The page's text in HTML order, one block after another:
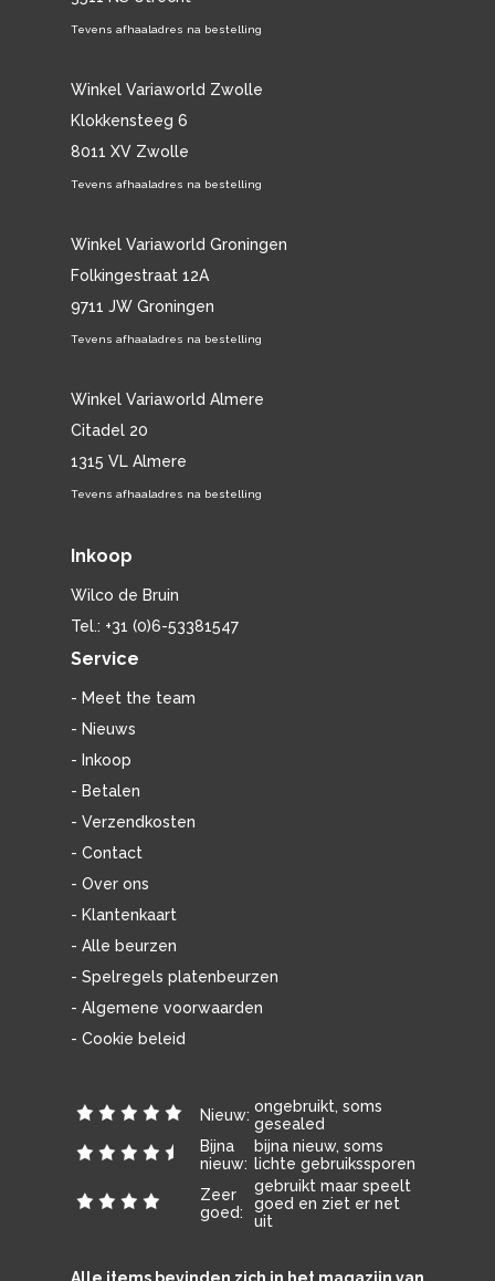
Tevens afhaaladres na bestelling
Winkel Variaworld Zwolle
Klokkensteeg 6
8011 XV Zwolle
Tevens afhaaladres na bestelling
Winkel Variaworld Groningen
Folkingestraat 12A
9711 JW Groningen
Tevens afhaaladres na bestelling
Winkel Variaworld Almere
Citadel 20
1315 VL Almere
Tevens afhaaladres na bestelling
Inkoop
Wilco de Bruin
Tel.: +31 (0)6-53381547
Service
- Meet the team
- Nieuws
- Inkoop
- Betalen
- Verzendkosten
- Contact
- Over ons
- Klantenkaart
- Alle beurzen
- Spelregels platenbeurzen
- Algemene voorwaarden
- Cookie beleid
Nieuw: ongebruikt, soms
gesealed
Bijna
nieuw:
bijna nieuw, soms
lichte gebruikssporen
Zeer
goed:
gebruikt maar speelt
goed en ziet er net
uit